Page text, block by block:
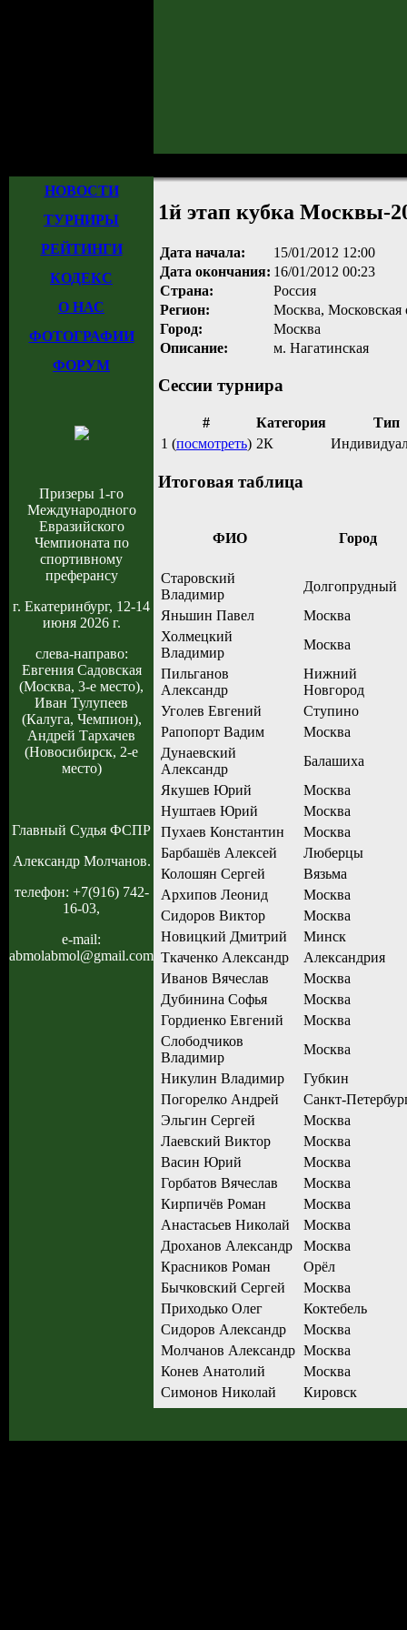
НОВОСТИ
ТУРНИРЫ
РЕЙТИНГИ
КОДЕКС
О НАС
ФОТОГРАФИИ
ФОРУМ
Призеры 1-го
Международного
Евразийского
Чемпионата по
спортивному
преферансу
г. Екатеринбург, 12-14
июня 2026 г.
слева-направо:
Евгения Садовская
(Москва, 3-е место),
Иван Тулупеев
(Калуга, Чемпион),
Андрей Тархачев
(Новосибирск, 2-е
место)
Главный Судья ФСПР
Александр Молчанов.
телефон: +7(916) 742-
16-03,
e-mail:
abmolabmol@gmail.com
1й этап кубка Москвы-
Дата начала:
15/01/2012 12:00
Дата окончания: 16/01/2012 00:23
Страна:
Россия
Регион:
Москва, Московская
Город:
Москва
Описание:
м. Нагатинская
Сессии турнира
# Категория
Тип
1 (посмотреть) 2К
Итоговая таблица
ФИО Город
Старовский
Владимир
Долгопрудный
Яньшин Павел
Москва
Холмецкий
Владимир
Москва
Пильганов
Александр
Нижний
Новгород
Уголев Евгений
Ступино
Рапопорт Вадим
Москва
Дунаевский
Александр
Балашиха
Якушев Юрий
Москва
Нуштаев Юрий
Москва
Пухаев Константин
Москва
Барбашёв Алексей
Люберцы
Колошян Сергей
Вязьма
Архипов Леонид
Москва
Сидоров Виктор
Москва
Новицкий Дмитрий
Минск
Ткаченко Александр
Александрия
Иванов Вячеслав
Москва
Дубинина Софья
Москва
Гордиенко Евгений
Москва
Слободчиков
Владимир
Москва
Никулин Владимир
Губкин
Погорелко Андрей
Санкт-
Эльгин Сергей
Москва
Лаевский Виктор
Москва
Васин Юрий
Москва
Горбатов Вячеслав
Москва
Кирпичёв Роман
Москва
Анастасьев Николай
Москва
Дроханов Александр
Москва
Красников Роман
Орёл
Бычковский Сергей
Москва
Приходько Олег
Коктебель
Сидоров Александр
Москва
Молчанов Александр Москва
Конев Анатолий
Москва
Симонов Николай
Кировск